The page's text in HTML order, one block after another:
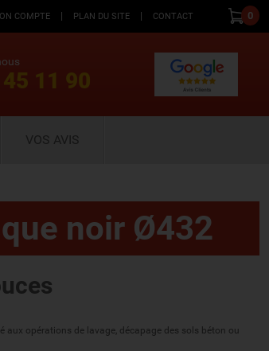
0
COMPTE | PLAN DU SITE | CONTACT
11 90
VOS AVIS
noir Ø432
aux opérations de lavage, décapage des sols béton ou